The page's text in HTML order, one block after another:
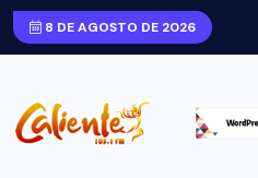
8 DE AGOSTO DE 2026